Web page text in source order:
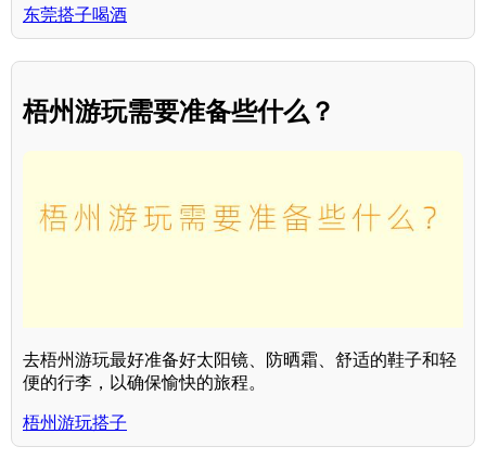
东莞搭子喝酒
梧州游玩需要准备些什么？
去梧州游玩最好准备好太阳镜、防晒霜、舒适的鞋子和轻
便的行李，以确保愉快的旅程。
梧州游玩搭子